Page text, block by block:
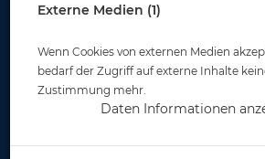
Externe Medien (1)
Wenn Cookies von externen Medien
bedarf der Zugriff auf externe Inhalte
Zustimmung mehr.
Daten Informationen